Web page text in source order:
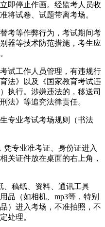
即停止作画。经监考人员收
将试卷、试题带离考场。
考等作弊行为，考试期间考
器等技术防范措施，考生应
试工作人员管理，有违规行
法》以及《国家教育考试违
执行。涉嫌违法的，移送司
法》等追究法律责任。
专业考试考场规则（书法
凭专业准考证、身份证进入
关证件放在桌面的右上角，
、稿纸、资料、通讯工具
品（如相机、mp3等，特别
）进入考场，不准拍照，不
处理。